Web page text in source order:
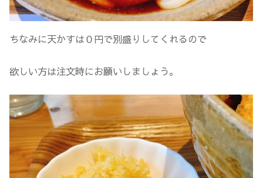
ちなみに天かすは０円で別盛りしてくれるので
欲しい方は注文時にお願いしましょう。